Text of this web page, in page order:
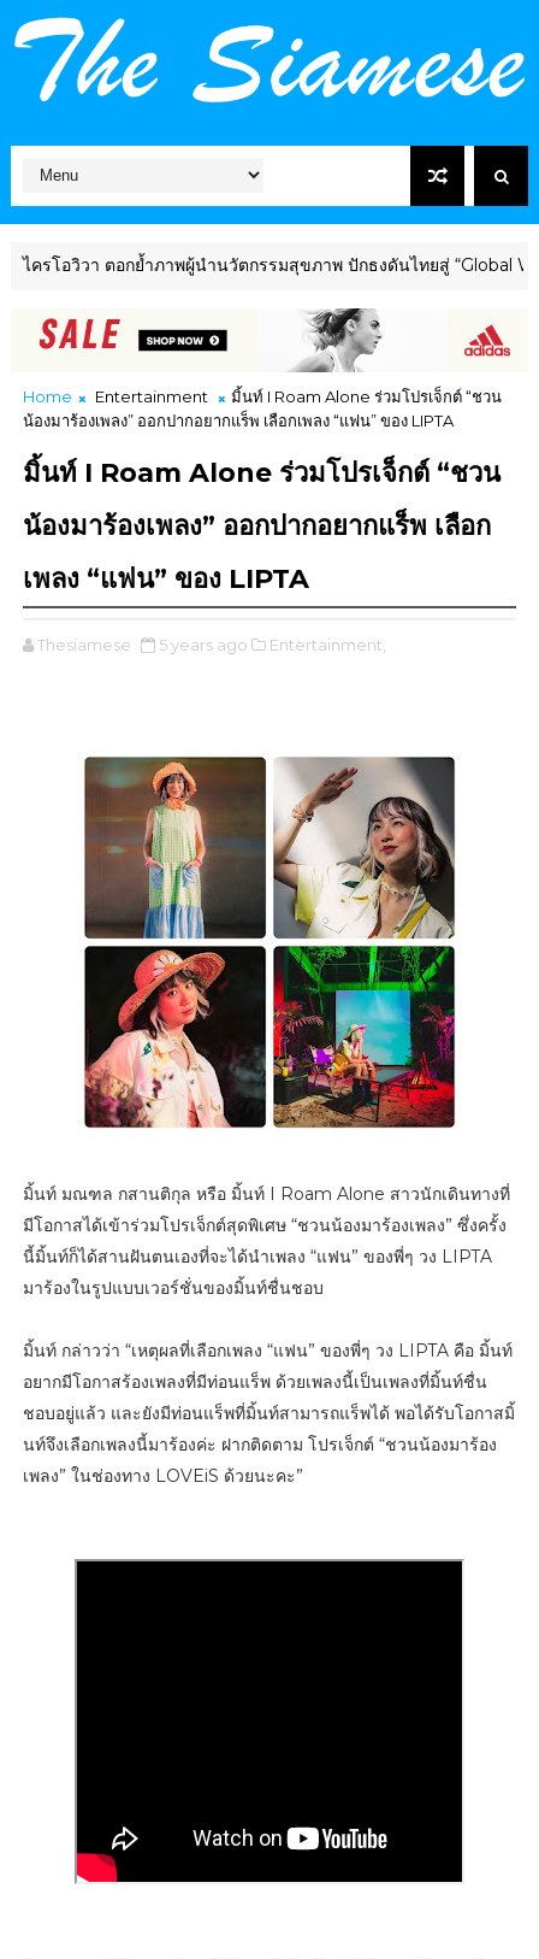
วิวา ตอกย้ำภาพผู้นำนวัตกรรมสุขภาพ ปักธงดันไทยสู่ “Global Wellness
Home Entertainment
มิ้นท์ I Roam Alone ร่วมโปรเจ็กต์ “ชวน
น้องมาร้องเพลง” ออกปากอยากแร็พ เลือกเพลง “แฟน” ของ LIPTA
มิ้นท์ I Roam Alone ร่วมโปรเจ็กต์ “ชวน
น้องมาร้องเพลง” ออกปากอยากแร็พ เลือก
เพลง “แฟน” ของ LIPTA
Thesiamese 5 years ago Entertainment,
มิ้นท์ มณฑล กสานติกุล หรือ มิ้นท์ I Roam Alone สาวนักเดินทางที่
มีโอกาสได้เข้าร่วมโปรเจ็กต์สุดพิเศษ “ชวนน้องมาร้องเพลง” ซึ่งครั้ง
นี้มิ้นท์ก็ได้สานฝันตนเองที่จะได้นำเพลง “แฟน” ของพี่ๆ วง LIPTA
มาร้องในรูปแบบเวอร์ชั่นของมิ้นท์ชื่นชอบ
มิ้นท์ กล่าวว่า “เหตุผลที่เลือกเพลง “แฟน” ของพี่ๆ วง LIPTA คือ มิ้นท์
อยากมีโอกาสร้องเพลงที่มีท่อนแร็พ ด้วยเพลงนี้เป็นเพลงที่มิ้นท์ชื่น
ชอบอยู่แล้ว และยังมีท่อนแร็พที่มิ้นท์สามารถแร็พได้ พอได้รับโอกาสมิ้
นท์จึงเลือกเพลงนี้มาร้องค่ะ ฝากติดตาม โปรเจ็กต์ “ชวนน้องมาร้อง
เพลง” ในช่องทาง LOVEiS ด้วยนะคะ”